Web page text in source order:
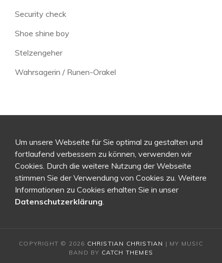
Security check
Shoe shine boy
Stelzengeher
Wahrsagerin / Runen-Orakel
Um unsere Webseite für Sie optimal zu gestalten und
fortlaufend verbessern zu können, verwenden wir
Cookies. Durch die weitere Nutzung der Webseite
stimmen Sie der Verwendung von Cookies zu. Weitere
Informationen zu Cookies erhalten Sie in unser
Datenschutzerklärung
COPYRIGHT © 2026 CHRISTIAN CHRISTIAN | MY MUSIC
BAND BY CATCH THEMES